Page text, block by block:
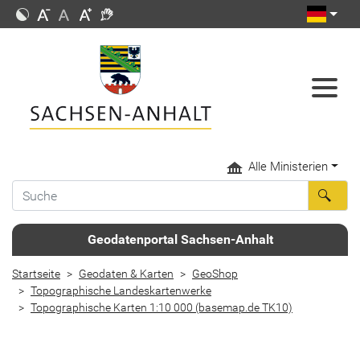
Alle Ministerien
Geodatenportal Sachsen-Anhalt
Startseite Geodaten & Karten
GeoShop
Topographische Landeskartenwerke
Topographische Karten 1:10 000 (basemap.de TK10)